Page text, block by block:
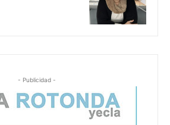
- Publicidad -